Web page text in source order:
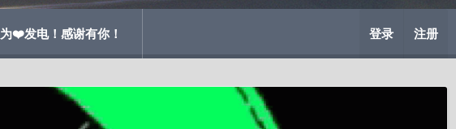
为❤️发电！感谢有你！ 登录 注册